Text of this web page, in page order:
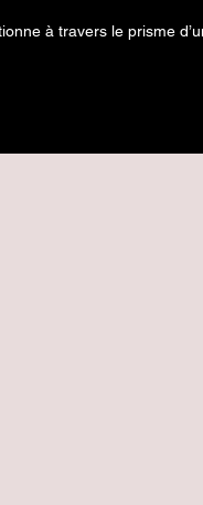
à travers le prisme